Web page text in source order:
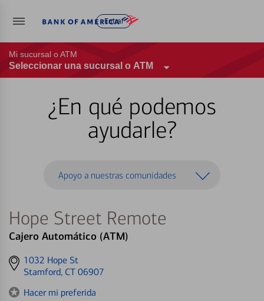
Entrar
Mi sucursal o ATM
Seleccionar una sucursal o ATM
¿En qué podemos
ayudarle?
Apoyo a nuestras comunidades
Hope Street Remote
Cajero Automático (ATM)
Get
directions
1032 Hope St
Stamford, CT 06907
Hacer mi preferida